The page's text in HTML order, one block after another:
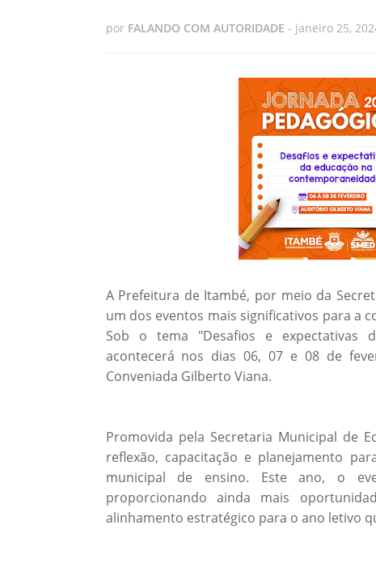
por FALANDO COM AUTORIDADE - janeiro 25,
A Prefeitura de Itambé, por meio da
um dos eventos mais significativos para a
Sob o tema "Desafios e expectativas
acontecerá nos dias 06, 07 e 08 de
Conveniada Gilberto Viana.
Promovida pela Secretaria Municipal de
reflexão, capacitação e planejamento
municipal de ensino. Este ano, o
proporcionando ainda mais
alinhamento estratégico para o ano letivo